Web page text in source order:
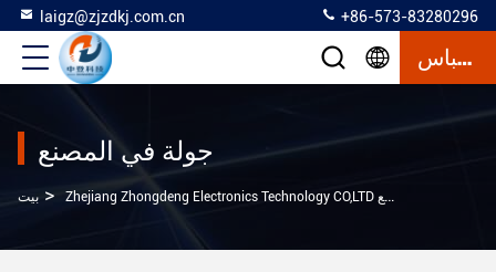
laigz@zjzdkj.com.cn +86-573-83280296
إقتباس
جولة في المصنع
بيت > Zhejiang Zhongdeng Electronics Technology CO,LTD جولة في المصنع